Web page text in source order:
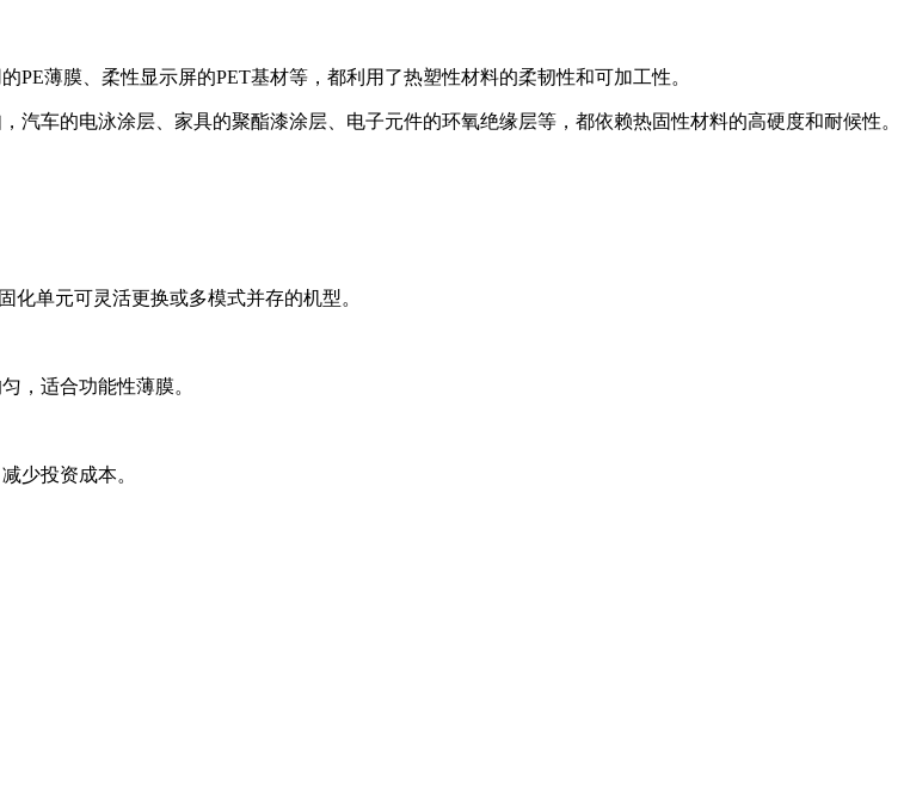
薄膜、柔性显示屏的PET基材等，都利用了热塑性材料的柔韧性和可加工性。
车的电泳涂层、家具的聚酯漆涂层、电子元件的环氧绝缘层等，都依赖热固性材料的高硬度和耐候性。
单元可灵活更换或多模式并存的机型。
，适合功能性薄膜。
少投资成本。